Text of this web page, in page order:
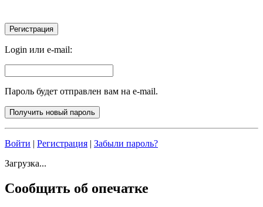
Login или e-mail:
Пароль будет отправлен вам на e-mail.
Войти | Регистрация | Забыли пароль?
Загрузка...
Сообщить об опечатке